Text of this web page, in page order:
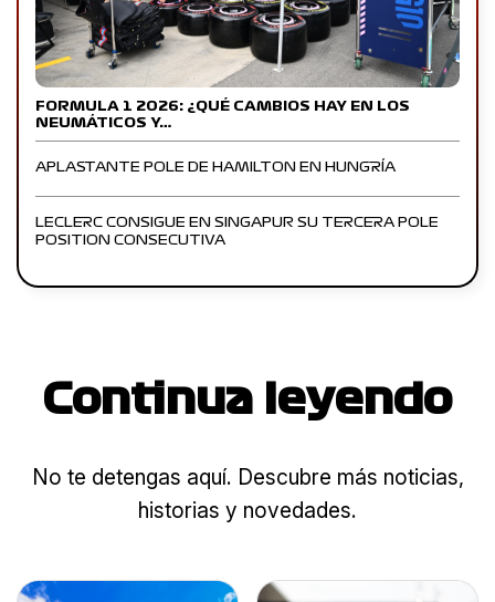
FORMULA 1 2026: ¿QUÉ CAMBIOS HAY EN LOS
NEUMÁTICOS Y…
APLASTANTE POLE DE HAMILTON EN HUNGRÍA
LECLERC CONSIGUE EN SINGAPUR SU TERCERA POLE
POSITION CONSECUTIVA
Continua leyendo
No te detengas aquí. Descubre más noticias,
historias y novedades.